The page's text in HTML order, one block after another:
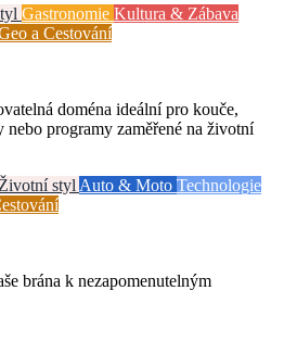
Gastronomie Kultura & Zábava
a Cestování
doména ideální pro kouče,
nebo programy zaměřené na životní
Životní styl Auto & Moto Technologie
brána k nezapomenutelným